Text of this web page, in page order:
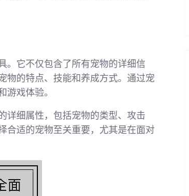
。它不仅包含了所有宠物的详细信
物的特点、技能和养成方式。通过宠
戏体验。
详细属性，包括宠物的类型、攻击
合适的宠物至关重要，尤其是在面对